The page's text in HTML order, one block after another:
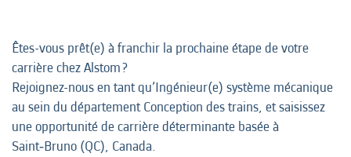
Êtes-vous prêt(e) à franchir la prochaine étape de votre
carrière chez Alstom ?
Rejoignez-nous en tant qu’Ingénieur(e) système mécanique
au sein du département Conception des trains, et saisissez
une opportunité de carrière déterminante basée à
Saint‑Bruno (QC), Canada.